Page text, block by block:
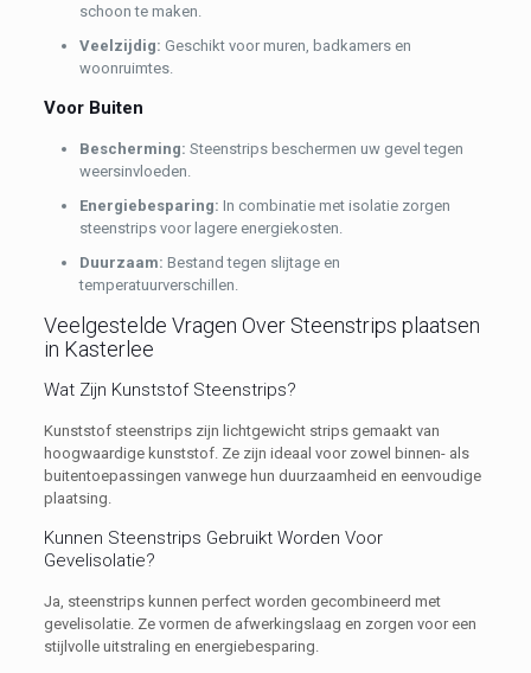
schoon te maken.
Veelzijdig: Geschikt voor muren, badkamers en
woonruimtes.
Voor Buiten
Bescherming: Steenstrips beschermen uw gevel tegen
weersinvloeden.
Energiebesparing: In combinatie met isolatie zorgen
steenstrips voor lagere energiekosten.
Duurzaam: Bestand tegen slijtage en
temperatuurverschillen.
Veelgestelde Vragen Over Steenstrips plaatsen
in Kasterlee
Wat Zijn Kunststof Steenstrips?
Kunststof steenstrips zijn lichtgewicht strips gemaakt van
hoogwaardige kunststof. Ze zijn ideaal voor zowel binnen- als
buitentoepassingen vanwege hun duurzaamheid en eenvoudige
plaatsing.
Kunnen Steenstrips Gebruikt Worden Voor
Gevelisolatie?
Ja, steenstrips kunnen perfect worden gecombineerd met
gevelisolatie. Ze vormen de afwerkingslaag en zorgen voor een
stijlvolle uitstraling en energiebesparing.